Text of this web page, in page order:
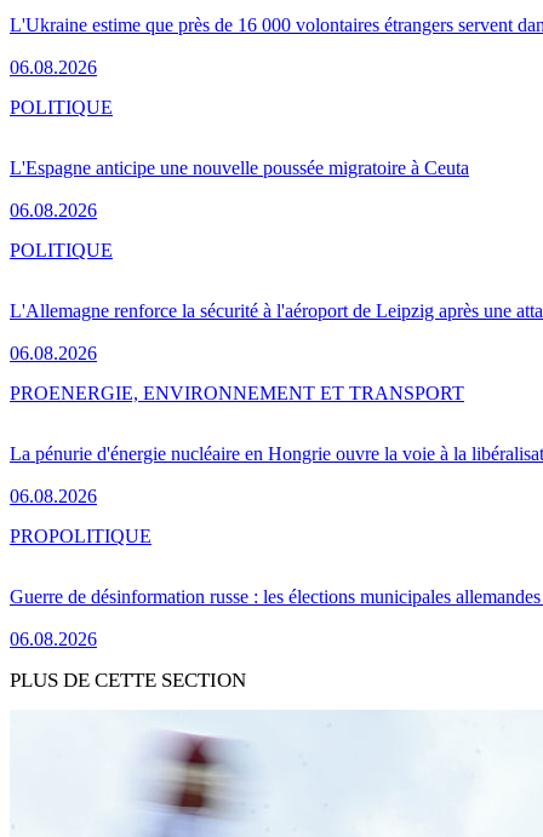
L'Ukraine estime que près de 16 000 volontaires étrangers servent
06.08.2026
L'Espagne anticipe une nouvelle poussée migratoire à Ceuta
06.08.2026
POLITIQUE
L'Allemagne renforce la sécurité à l'aéroport de Leipzig après une
06.08.2026
POLITIQUE
La pénurie d'énergie nucléaire en Hongrie ouvre la voie à la
06.08.2026
PROENERGIE, ENVIRONNEMENT ET TRANSPORT
Guerre de désinformation russe : les élections municipales
06.08.2026
PROPOLITIQUE
PLUS DE CETTE SECTION